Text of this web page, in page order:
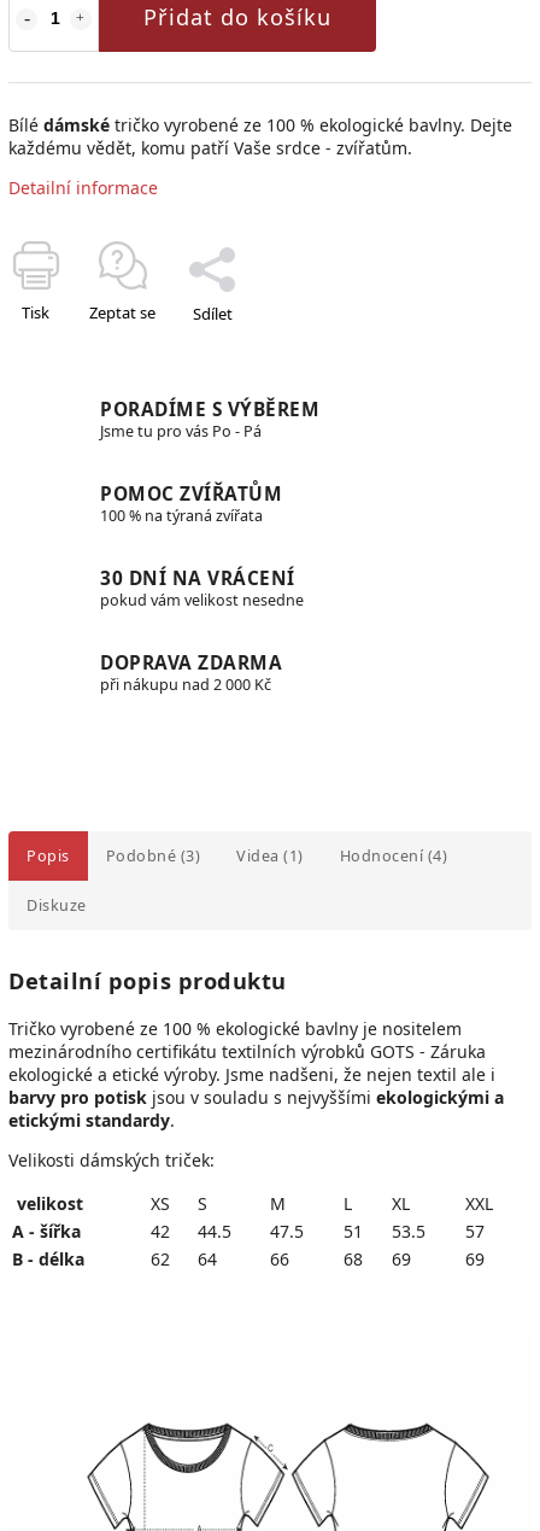
Přidat do košíku
Bílé dámské tričko vyrobené ze 100 % ekologické bavlny. Dejte
každému vědět, komu patří Vaše srdce - zvířatům.
Detailní informace
Tisk Zeptat se Sdílet
PORADÍME S VÝBĚREM
Jsme tu pro vás Po - Pá
POMOC ZVÍŘATŮM
100 % na týraná zvířata
30 DNÍ NA VRÁCENÍ
pokud vám velikost nesedne
DOPRAVA ZDARMA
při nákupu nad 2 000 Kč
Popis Podobné (3) Videa (1) Hodnocení (4)
Diskuze
Detailní popis produktu
Tričko vyrobené ze 100 % ekologické bavlny je nositelem
mezinárodního certifikátu textilních výrobků GOTS - Záruka
ekologické a etické výroby. Jsme nadšeni, že nejen textil ale i
barvy pro potisk jsou v souladu s nejvyššími ekologickými a
etickými standardy.
Velikosti dámských triček:
velikost
XS S M L XL
XXL
A - šířka
42 44.5 47.5 51 53.5
57
B - délka
62 64 66 68 69 69